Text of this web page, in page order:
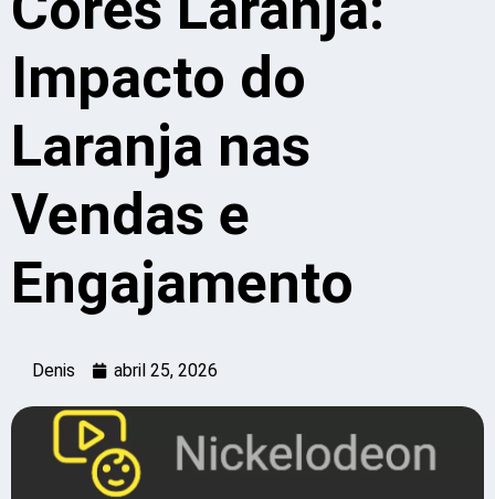
Impacto do
Laranja nas
Vendas e
Engajamento
Denis abril 25, 2026